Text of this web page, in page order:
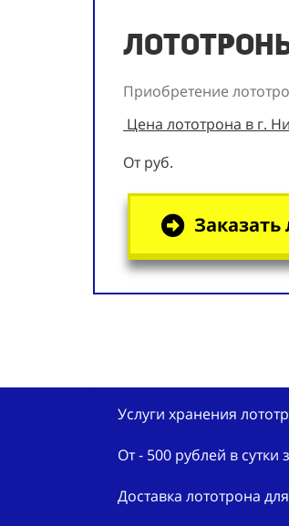
Приобретение
Цена лототрона в г.
От руб.
Заказать
Услуги хранения
От - 500 рублей в сутки
Доставка лототрона